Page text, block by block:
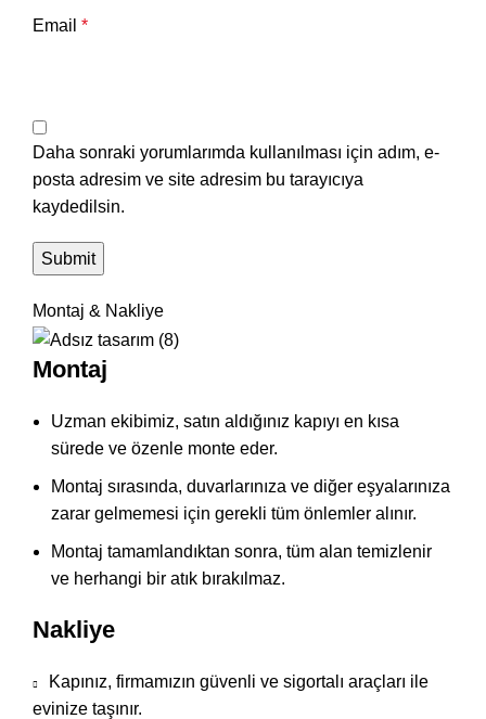
Email *
Daha sonraki yorumlarımda kullanılması için adım, e-
posta adresim ve site adresim bu tarayıcıya
kaydedilsin.
Montaj & Nakliye
Montaj
Uzman ekibimiz, satın aldığınız kapıyı en kısa
sürede ve özenle monte eder.
Montaj sırasında, duvarlarınıza ve diğer eşyalarınıza
zarar gelmemesi için gerekli tüm önlemler alınır.
Montaj tamamlandıktan sonra, tüm alan temizlenir
ve herhangi bir atık bırakılmaz.
Nakliye
Kapınız, firmamızın güvenli ve sigortalı araçları ile
evinize taşınır.